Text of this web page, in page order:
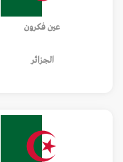
عين فكرون
الجزائر